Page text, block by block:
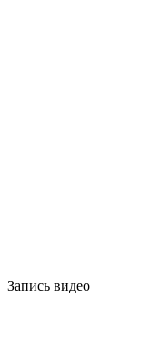
Запись видео